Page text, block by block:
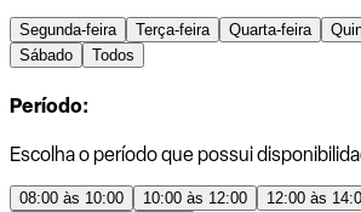
Segunda-feira Terça-feira Quarta-feira
Sábado
Todos
Período:
Escolha o período que possui
08:00 às 10:00 10:00 às 12:00 12:00 às